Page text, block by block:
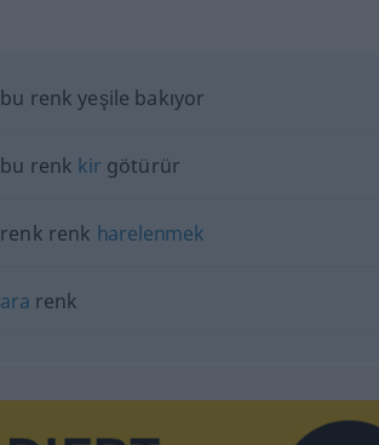
bu renk yeşile bakıyor
bu renk kir götürür
renk renk harelenmek
ara renk